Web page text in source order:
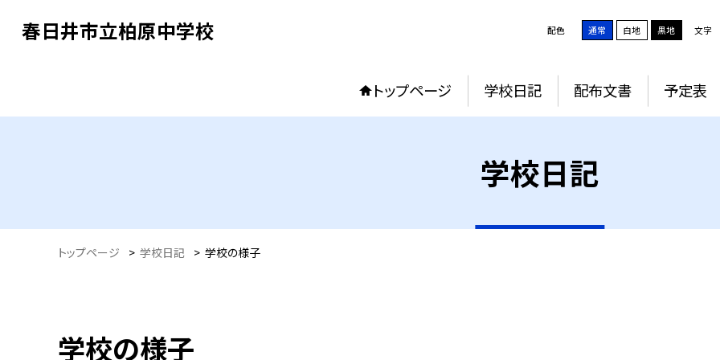
春日井市立柏原中学校 配色 通常 白地 黒地 文字
トップページ 学校日記 配布文書 予定表
学校日記
トップページ > 学校日記 > 学校の様子
学校の様子